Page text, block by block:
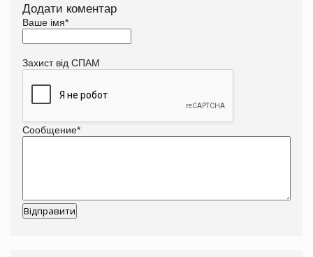
Додати коментар
Ваше імя*
Захист від СПАМ
Сообщение*